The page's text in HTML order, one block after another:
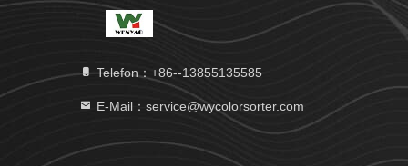
Telefon：+86--13855135585
E-Mail：service@wycolorsorter.com